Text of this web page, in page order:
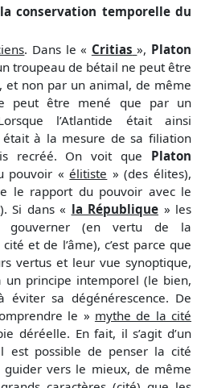
conservation temporelle du
. Dans le « Critias », Platon
troupeau de bétail ne peut être
non par un animal, de même
peut être mené que par un
l’Atlantide était ainsi
à la mesure de sa filiation
recréé. On voit que Platon
pouvoir «élitiste » (des élites),
le rapport du pouvoir avec le
Si dans « la République » les
gouverner (en vertu de la
et de l’âme), c’est parce que
vertus et leur vue synoptique,
principe intemporel (le bien,
sa dégénérescence. De
le » mythe de la cité
déréelle. En fait, il s’agit d’un
est possible de penser la cité
vers le mieux, de même